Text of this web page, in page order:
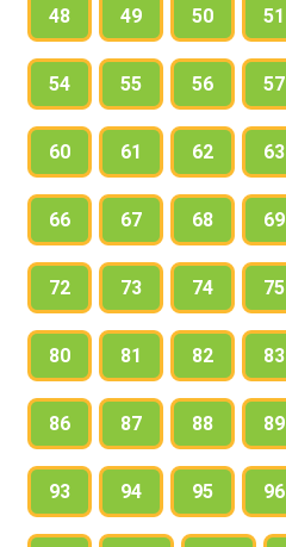
48 49 50 51
54 55 56 57
60 61 62 63
66 67 68 69
72 73 74 75
80 81 82 83
86 87 88 89
93 94 95 96